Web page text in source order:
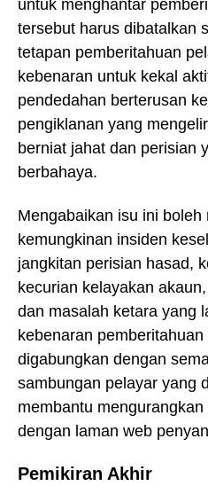
untuk menghantar
tersebut harus dibatalkan
tetapan pemberitahuan
kebenaran untuk kekal
pendedahan berterusan
pengiklanan yang
berniat jahat dan perisian
berbahaya.
Mengabaikan isu ini boleh
kemungkinan insiden
jangkitan perisian hasad,
kecurian kelayakan
dan masalah ketara yang
kebenaran
digabungkan dengan
sambungan pelayar yang
membantu
dengan laman web
Pemikiran Akhir